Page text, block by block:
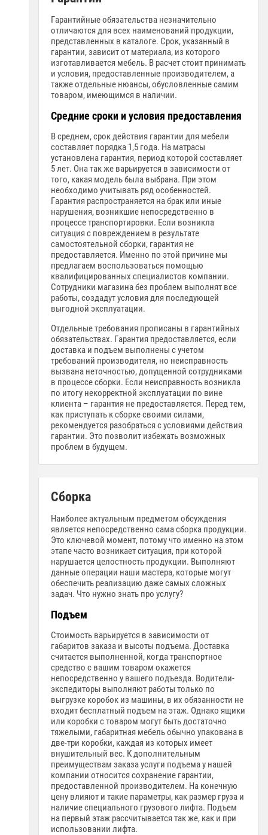
Гарантийные обязательства незначительно
отличаются для всех наименований продукции,
представленных в каталоге. Срок, указанный в
гарантии, зависит от материала, из которого
изготавливается мебель. В расчет стоит принимать
и условия, предоставленные производителем, а
также отдельные нюансы, обусловленные самим
товаром, имеющимся в наличии.
Средние сроки и условия предоставления
В среднем, срок действия гарантии для мебели
составляет порядка 1,5 года. На матрасы
установлена гарантия, период которой составляет
5 лет. Она так же варьируется в зависимости от
того, какая модель была выбрана. При этом
необходимо учитывать ряд особенностей.
Гарантия распространяется на брак или иные
нарушения, возникшие непосредственно в
процессе транспортировки. Если возникла
ситуация с повреждением в результате
самостоятельной сборки, гарантия не
предоставляется. Именно по этой причине мы
предлагаем воспользоваться помощью
квалифицированных специалистов компании.
Сотрудники магазина без проблем выполнят все
работы, создадут условия для последующей
выгодной эксплуатации.
Отдельные требования прописаны в гарантийных
обязательствах. Гарантия предоставляется, если
доставка и подъем выполнены с учетом
требований производителя, но неисправность
вызвана неточностью, допущенной сотрудниками
в процессе сборки. Если неисправность возникла
по итогу некорректной эксплуатации по вине
клиента – гарантия не предоставляется. Перед тем,
как приступать к сборке своими силами,
рекомендуется разобраться с условиями действия
гарантии. Это позволит избежать возможных
проблем в будущем.
Сборка
Наиболее актуальным предметом обсуждения
является непосредственно сама сборка продукции.
Это ключевой момент, потому что именно на этом
этапе часто возникает ситуация, при которой
нарушается целостность продукции. Выполняют
данные операции наши мастера, которые могут
обеспечить реализацию даже самых сложных
задач. Что нужно знать про услугу?
Подъем
Стоимость варьируется в зависимости от
габаритов заказа и высоты подъема. Доставка
считается выполненной, когда транспортное
средство с вашим товаром окажется
непосредственно у вашего подъезда. Водители-
экспедиторы выполняют работы только по
выгрузке коробок из машины, в их обязанности не
входит бесплатный подъем на этаж. Однако ящики
или коробки с товаром могут быть достаточно
тяжелыми, габаритная мебель обычно упакована в
две-три коробки, каждая из которых имеет
внушительный вес. К дополнительным
преимуществам заказа услуги подъема у нашей
компании относится сохранение гарантии,
предоставленной производителем. На конечную
цену влияют и такие параметры, как размер груза и
наличие специального грузового лифта. Подъем
на первый этаж рассчитывается так же, как и при
использовании лифта.